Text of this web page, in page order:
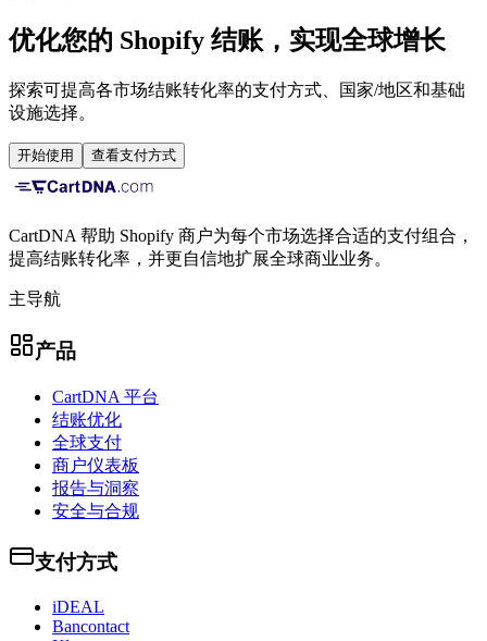
优化您的 Shopify 结账，实现全球增长
探索可提高各市场结账转化率的支付方式、国家/地区和基础
设施选择。
开始使用 查看支付方式
CartDNA 帮助 Shopify 商户为每个市场选择合适的支付组合，
提高结账转化率，并更自信地扩展全球商业业务。
主导航
产品
CartDNA 平台
结账优化
全球支付
商户仪表板
报告与洞察
安全与合规
支付方式
iDEAL
Bancontact